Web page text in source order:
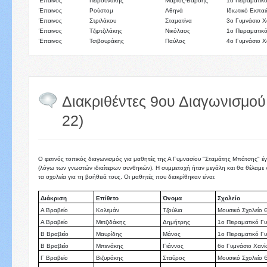
Έπαινος
Ρούστομ Αθηνά
Ιδιωτικό
Έπαινος
Στριλάκου Σταματίνα
3ο Γυμνάσιο
Έπαινος
Τζιρτζιλάκης Νικόλαος
1ο
Έπαινος
Τσιβουράκης Παύλος 4ο Γυμνάσιο
Διακριθέντες 9ου
22)
Ο φετινός τοπικός διαγωνισμός για μαθητές της Α Γυμνασίου "Σταμάτης Μπάτσης"
(λόγω των γνωστών ιδιαίτερων συνθηκών). Η συμμετοχή ήταν μεγάλη και θα θέλαμε
τα σχολεία για τη βοήθειά τους. Οι μαθητές που διακρίθηκαν είναι:
Διάκριση Επίθετο Όνομα
Σχολείο
Α Βραβείο
Κολεμάν Τζούλια
Μουσικό Σχολείο
Α Βραβείο
Μετζιδάκης Δημήτρης
1ο Πειραματικό
Β Βραβείο
Μαυρίδης Μάνος
1ο Πειραματικό
Β Βραβείο
Μπενάκης Γιάννος
6ο Γυμνάσιο
Γ Βραβείο
Βιζυράκης Σταύρος
Μουσικό Σχολείο